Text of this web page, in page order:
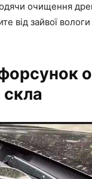
очищення
від зайвої